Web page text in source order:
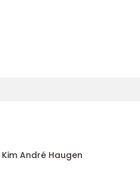
Kim André Haugen